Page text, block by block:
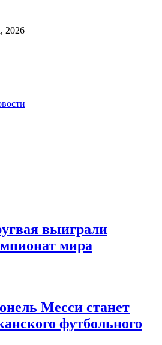
2026
выиграли
мира
Месси станет
футбольного